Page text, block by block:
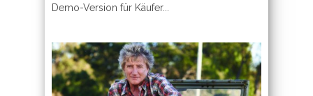
Demo-Version für Käufer...